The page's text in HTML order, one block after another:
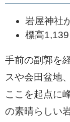
岩屋神社
標高
手前の副郭を
スや会田盆地
ここを起点に
の素晴らしい